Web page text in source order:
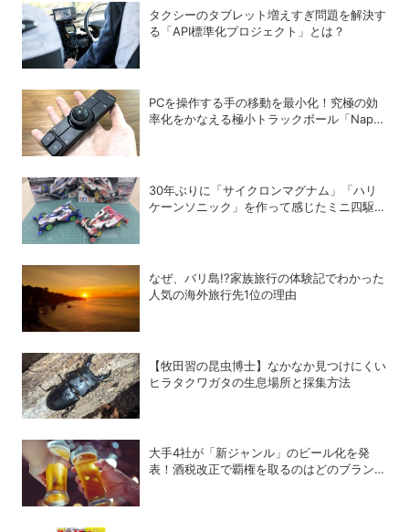
タクシーのタブレット増えすぎ問題を解決す
る「API標準化プロジェクト」とは？
PCを操作する手の移動を最小化！究極の効
率化をかなえる極小トラックボール「Nape
30年ぶりに「サイクロンマグナム」「ハリ
ケーンソニック」を作って感じたミニ四駆の
なぜ、バリ島!?家族旅行の体験記でわかった
人気の海外旅行先1位の理由
【牧田習の昆虫博士】なかなか見つけにくい
ヒラタクワガタの生息場所と採集方法
大手4社が「新ジャンル」のビール化を発
表！酒税改正で覇権を取るのはどのブランド